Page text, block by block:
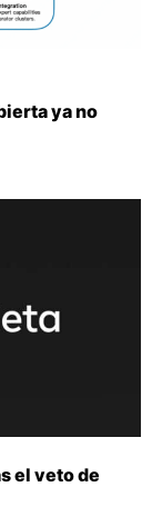
ya no
el veto de